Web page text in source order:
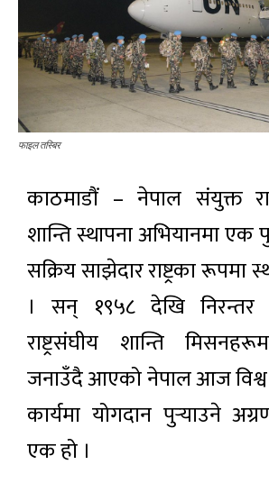
फाइल तस्बिर
काठमाडौं – नेपाल संयुक्त
शान्ति स्थापना अभियानमा एक
सक्रिय साझेदार राष्ट्रका रूपमा
। सन् १९५८ देखि
राष्ट्रसंघीय शान्ति
जनाउँदै आएको नेपाल आज विश्व
कार्यमा योगदान पुर्‍याउने
एक हो ।